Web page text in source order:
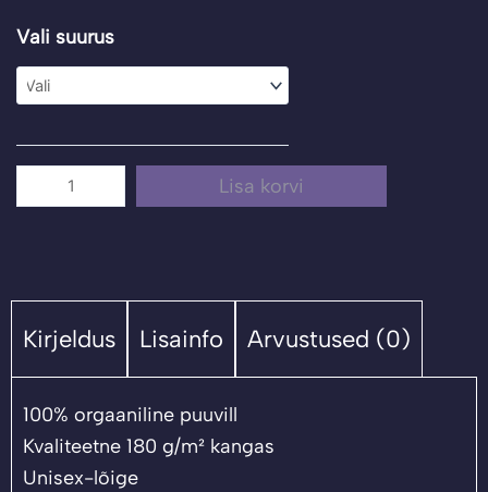
Vali suurus
T-
särk
"PRiima
Lisa korvi
Kirjeldus Lisainfo Arvustused (0)
100% orgaaniline puuvill
Kvaliteetne 180 g/m² kangas
Unisex-lõige